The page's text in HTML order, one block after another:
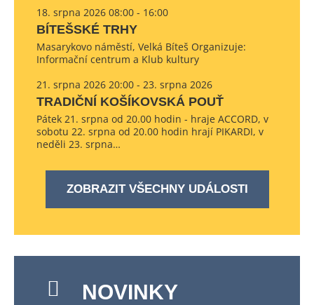
18. srpna 2026 08:00 - 16:00
BÍTEŠSKÉ TRHY
Masarykovo náměstí, Velká Bíteš Organizuje:
Informační centrum a Klub kultury
21. srpna 2026 20:00 - 23. srpna 2026
TRADIČNÍ KOŠÍKOVSKÁ POUŤ
Pátek 21. srpna od 20.00 hodin - hraje ACCORD, v
sobotu 22. srpna od 20.00 hodin hrají PIKARDI, v
neděli 23. srpna…
ZOBRAZIT VŠECHNY UDÁLOSTI
NOVINKY